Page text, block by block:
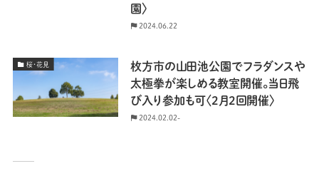
園〉
2024.06.22
桜・花見
枚方市の山田池公園でフラダンスや
太極拳が楽しめる教室開催。当日飛
び入り参加も可〈2月2回開催〉
2024.02.02-